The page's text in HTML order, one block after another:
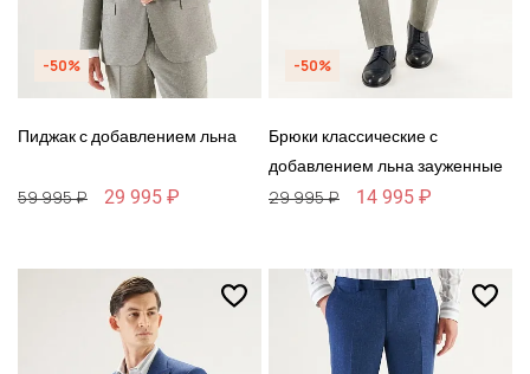
-50%
Пиджак с добавлением льна
59 995 ₽ 29 995 ₽
-50%
Брюки классические с
добавлением льна зауженные
29 995 ₽ 14 995 ₽